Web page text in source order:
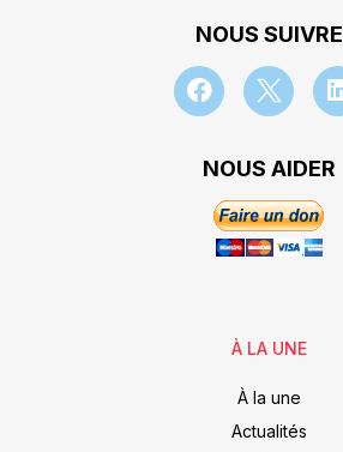
NOUS SUIVRE
NOUS AIDER
À LA UNE
À la une
Actualités